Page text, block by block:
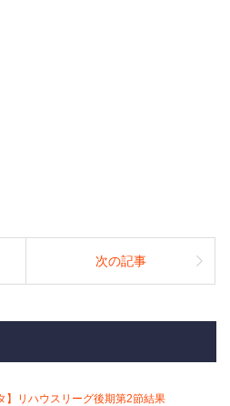
次の記事
】リハウスリーグ後期第2節結果